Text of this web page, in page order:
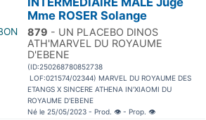
Mme ROSER Solange
879 - UN PLACEBO DINOS
ATH'MARVEL DU ROYAUME
D'EBENE
(ID:250268780852738
LOF:021574/02344) MARVEL DU ROYAUME DES
ETANGS X SINCERE ATHENA IN'XIAOMI DU
ROYAUME D'EBENE
Né le 25/05/2023 - Prod. 👁 - Prop. 👁